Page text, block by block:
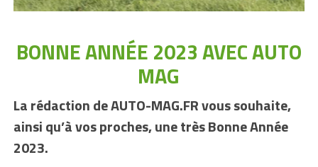
BONNE ANNÉE 2023 AVEC AUTO
MAG
La rédaction de AUTO-MAG.FR vous souhaite,
ainsi qu’à vos proches, une très Bonne Année
2023.